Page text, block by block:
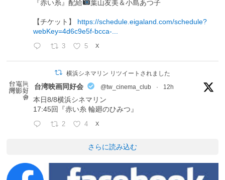
『赤い糸』配給
葉山友美＆小島あつ子
【チケット】 https://schedule.eigaland.com/schedule?
webKey=4d6c9e5f-bcca-...
3 5 X
横浜シネマリン リツイートされました
台湾映画同好会 @tw_cinema_club · 12h
本日8/8横浜シネマリン
17:45回『赤い糸 輪廻のひみつ』
2 4 X
さらに読み込む